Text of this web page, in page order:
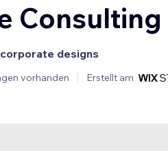
Consulting
corporate designs
vorhanden Erstellt am